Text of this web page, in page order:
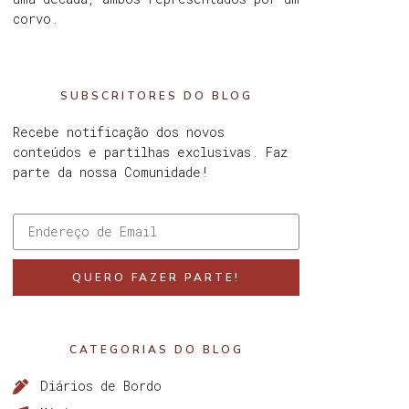
corvo.
SUBSCRITORES DO BLOG
Recebe notificação dos novos
conteúdos e partilhas exclusivas. Faz
parte da nossa Comunidade!
QUERO FAZER PARTE!
CATEGORIAS DO BLOG
Diários de Bordo